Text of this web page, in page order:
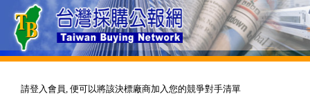
請登入會員, 便可以將該決標廠商加入您的競爭對手清單